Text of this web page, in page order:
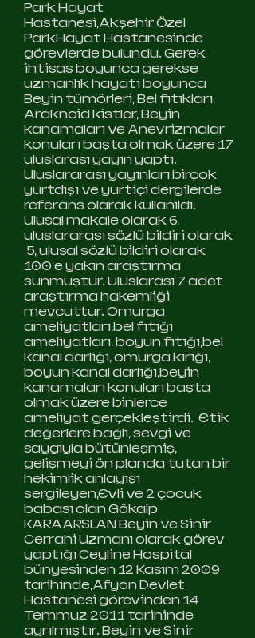
Park Hayat
Hastanesi,Akşehir Özel
ParkHayat Hastanesinde
görevlerde bulundu. Gerek
ihtisas boyunca gerekse
uzmanlık hayatı boyunca
Beyin tümörleri, Bel fıtıkları,
Araknoid kistler, Beyin
kanamaları ve Anevrizmalar
konuları başta olmak üzere 17
uluslarası yayın yaptı.
Uluslararası yayınları birçok
yurtdışı ve yurtiçi dergilerde
referans olarak kullanıldı.
Ulusal makale olarak 6,
uluslararası sözlü bildiri olarak
5, ulusal sözlü bildiri olarak
100 e yakın araştırma
sunmuştur. Uluslarası 7 adet
araştırma hakemliği
mevcuttur. Omurga
ameliyatları,bel fıtığı
ameliyatları, boyun fıtığı,bel
kanal darlığı, omurga kırığı,
boyun kanal darlığı,beyin
kanamaları konuları başta
olmak üzere binlerce
ameliyat gerçekleştirdi. Etik
değerlere bağlı, sevgi ve
saygıyla bütünleşmiş,
gelişmeyi ön planda tutan bir
hekimlik anlayışı
sergileyen,Evli ve 2 çocuk
babası olan Gökalp
KARAARSLAN Beyin ve Sinir
Cerrahi Uzmanı olarak görev
yaptığı Ceyline Hospital
bünyesinden 12 Kasım 2009
tarihinde,Afyon Devlet
Hastanesi görevinden 14
Temmuz 2011 tarihinde
ayrılmıştır. Beyin ve Sinir